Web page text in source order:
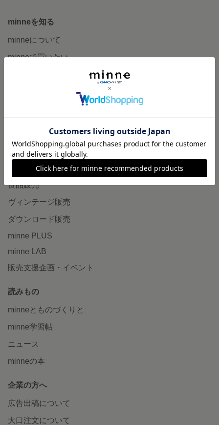
minneを知る
minneについて
minneで買いたい
作品販売について
minneで売りたい
食品販売
ヴィンテージ販売
ダウンロード販売
minne PLUS
minne LAB
販売支援企画・イベント
読みもの
minneとものづくりと
minne学習帖
ニュース
minneの本
企業の方へ
広告出稿について
大口注文について